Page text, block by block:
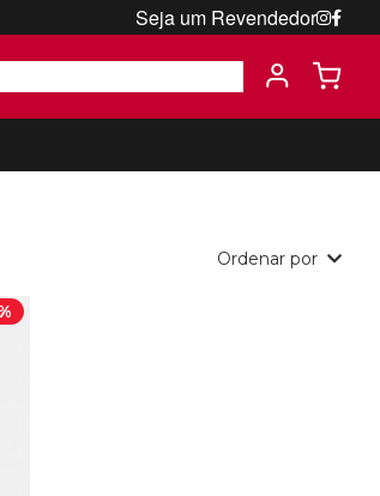
Seja um Revendedor
Ordenar por